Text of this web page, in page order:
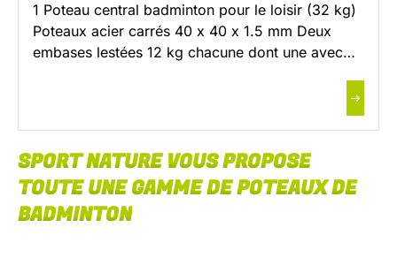
1 Poteau central badminton pour le loisir (32 kg)
Poteaux acier carrés 40 x 40 x 1.5 mm Deux
embases lestées 12 kg chacune dont une avec
SPORT NATURE VOUS PROPOSE
TOUTE UNE GAMME DE POTEAUX DE
BADMINTON